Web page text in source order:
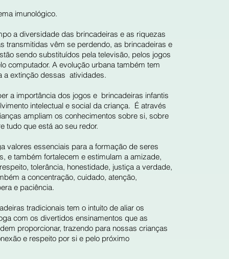
imunológico.
a diversidade das brincadeiras e as riquezas
transmitidas vêm se perdendo, as brincadeiras e
sendo substituídos pela televisão, pelos jogos
computador. A evolução urbana também tem
a extinção dessas atividades.
a importância dos jogos e brincadeiras infantis
intelectual e social da criança. É através
ampliam os conhecimentos sobre si, sobre
tudo que está ao seu redor.
valores essenciais para a formação de seres
e também fortalecem e estimulam a amizade,
tolerância, honestidade, justiça a verdade,
a concentração, cuidado, atenção,
e paciência.
tradicionais tem o intuito de aliar os
com os divertidos ensinamentos que as
proporcionar, trazendo para nossas crianças
e respeito por si e pelo próximo